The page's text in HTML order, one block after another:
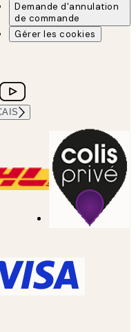
Demande d'annulation
de commande
Gérer les cookies